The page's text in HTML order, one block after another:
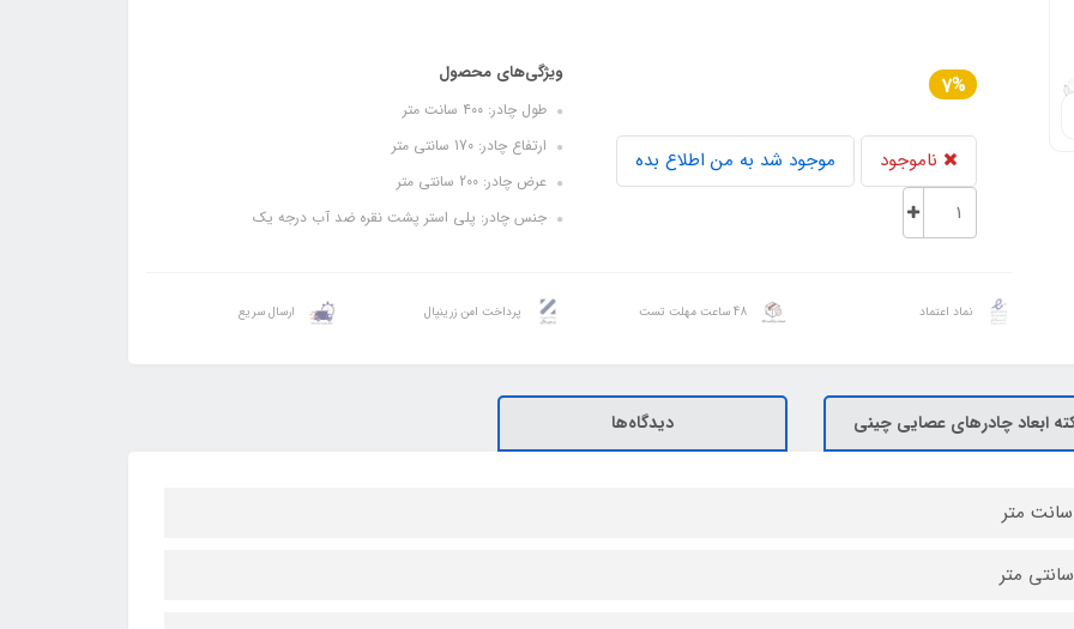
7%
ناموجود موجود شد به من اطلاع بده
ویژگی‌های محصول
طول چادر: ۴۰۰ سانت متر
ارتفاع چادر: 170 سانتی متر
عرض چادر: 200 سانتی متر
جنس چادر: پلی استر پشت نقره ضد آب درجه یک
نماد اعتماد 48 ساعت مهلت تست پرداخت امن زرینپال ارسال سریع
ابعاد چادرهای عصایی چینی دیدگاه‌ها